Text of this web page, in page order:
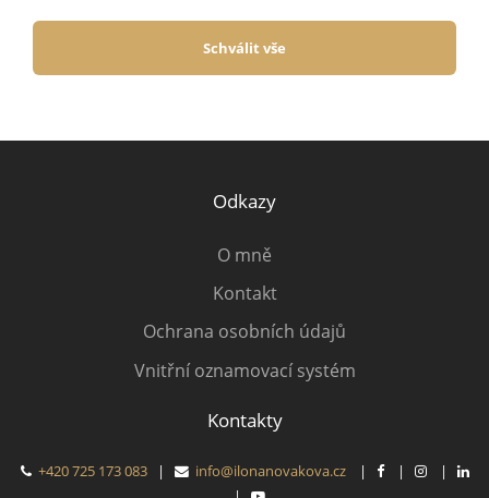
Schválit vše
Odkazy
O mně
Kontakt
Ochrana osobních údajů
Vnitřní oznamovací systém
Kontakty
+420 725 173 083| info@ilonanovakova.cz| |
|